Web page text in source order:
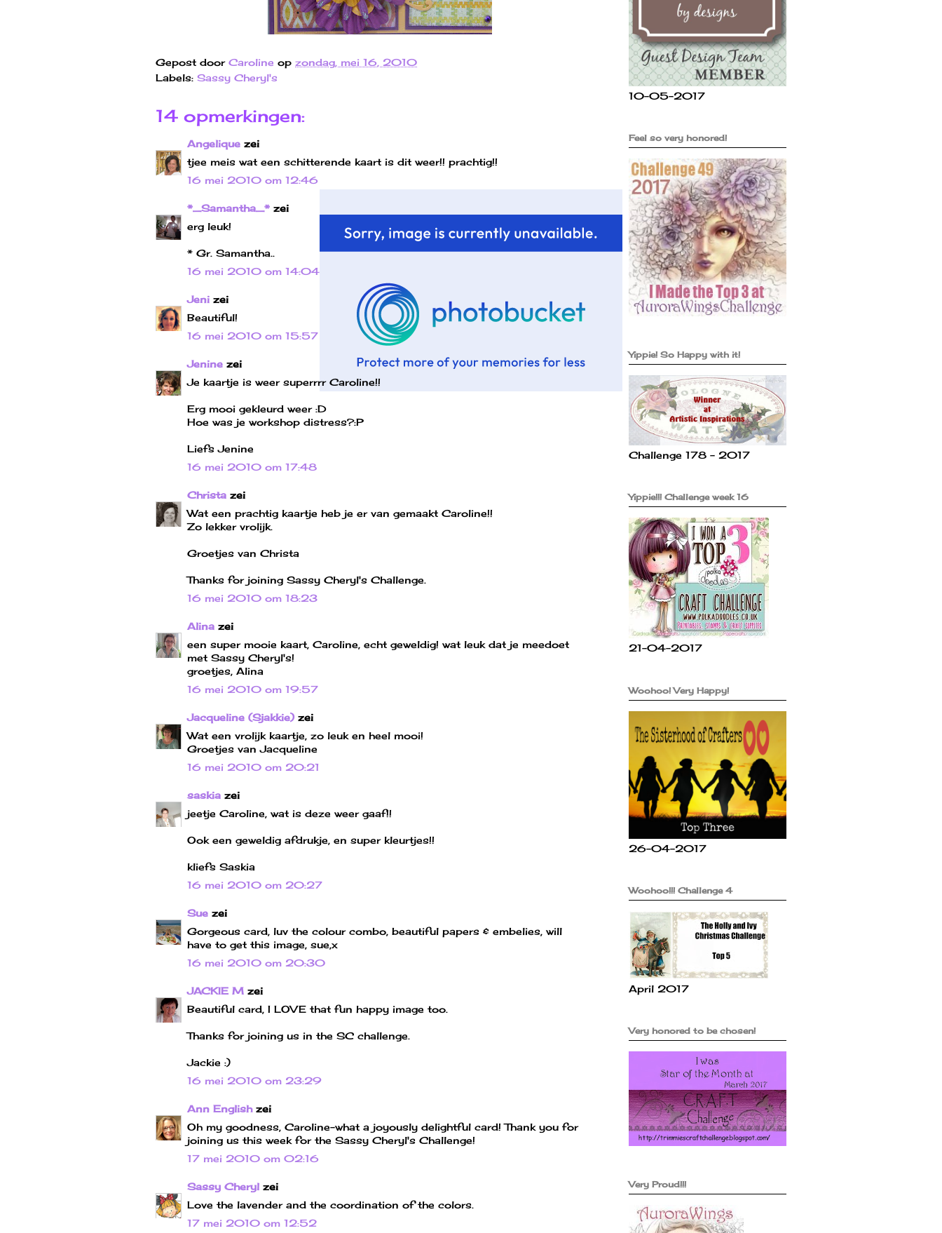
Gepost door Caroline op zondag, mei 16, 2010
Labels: Sassy Cheryl's
14 opmerkingen:
Angelique zei
tjee meis wat een schitterende kaart is dit weer!! prachtig!!
16 mei 2010 om 12:46
*_Samantha_* zei
erg leuk!
* Gr. Samantha..
16 mei 2010 om 14:04
Jeni zei
Beautiful!
16 mei 2010 om 15:57
Jenine zei
Je kaartje is weer superrrr Caroline!!
Erg mooi gekleurd weer :D
Hoe was je workshop distress?:P
Liefs Jenine
16 mei 2010 om 17:48
Christa zei
Wat een prachtig kaartje heb je er van gemaakt Caroline!!
Zo lekker vrolijk.
Groetjes van Christa
Thanks for joining Sassy Cheryl's Challenge.
16 mei 2010 om 18:23
Alina zei
een super mooie kaart, Caroline, echt geweldig! wat leuk dat je meedoet
met Sassy Cheryl's!
groetjes, Alina
16 mei 2010 om 19:57
Jacqueline (Sjakkie) zei
Wat een vrolijk kaartje, zo leuk en heel mooi!
Groetjes van Jacqueline
16 mei 2010 om 20:21
saskia zei
jeetje Caroline, wat is deze weer gaaf!!
Ook een geweldig afdrukje, en super kleurtjes!!
kliefs Saskia
16 mei 2010 om 20:27
Sue zei
Gorgeous card, luv the colour combo, beautiful papers & embelies, will
have to get this image, sue,x
16 mei 2010 om 20:30
JACKIE M zei
Beautiful card, I LOVE that fun happy image too.
Thanks for joining us in the SC challenge.
Jackie :)
16 mei 2010 om 23:29
Ann Englishzei
Oh my goodness, Caroline-what a joyously delightful card! Thank you for
joining us this week for the Sassy Cheryl's Challenge!
17 mei 2010 om 02:16
Sassy Cheryl zei
Love the lavender and the coordination of the colors.
17 mei 2010 om 12:52
10-05-2017
Feel so very honored!
Yippie! So Happy with it!
Challenge 178 - 2017
Yippie!!! Challenge week 16
21-04-2017
Woohoo! Very Happy!
26-04-2017
Woohoo!!! Challenge 4
April 2017
Very honored to be chosen!
Very Proud!!!